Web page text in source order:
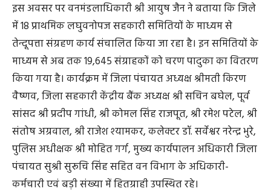
इस अवसर पर वनमंडलाधिकारी श्री आयुष जैन ने बताया कि जिले
में 18 प्राथमिक लघुवनोपज सहकारी समितियों के माध्यम से
तेन्दूपत्ता संग्रहण कार्य संचालित किया जा रहा है। इन समितियों के
माध्यम से अब तक 19,645 संग्राहकों को चरण पादुका का वितरण
किया गया है। कार्यक्रम में जिला पंचायत अध्यक्ष श्रीमती किरण
वैष्णव, जिला सहकारी केंद्रीय बैंक अध्यक्ष श्री सचिन बघेल, पूर्व
सांसद श्री प्रदीप गांधी, श्री कोमल सिंह राजपूत, श्री रमेश पटेल, श्री
संतोष अग्रवाल, श्री राजेश श्यामकर, कलेक्टर डॉ. सर्वेश्वर नरेन्द्र भुरे,
पुलिस अधीक्षक श्री मोहित गर्ग, मुख्य कार्यपालन अधिकारी जिला
पंचायत सुश्री सुरूचि सिंह सहित वन विभाग के अधिकारी-
कर्मचारी एवं बड़ी संख्या में हितग्राही उपस्थित रहे।